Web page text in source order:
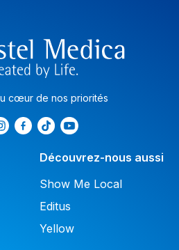
cœur de nos priorités
Découvrez-nous aussi
Show Me Local
Editus
Yellow